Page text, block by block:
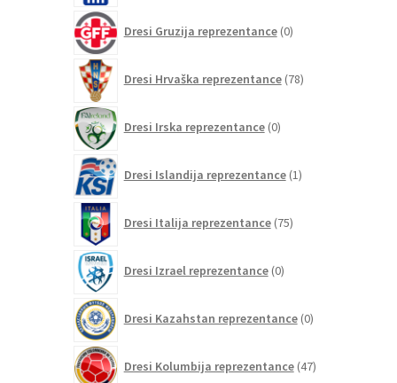
Dresi Gruzija reprezentance 0izdelkov
Dresi Hrvaška reprezentance 78izdelkov
Dresi Irska reprezentance 0izdelkov
Dresi Islandija reprezentance 1izdelek
Dresi Italija reprezentance 75izdelkov
Dresi Izrael reprezentance 0izdelkov
Dresi Kazahstan reprezentance 0izdelkov
Dresi Kolumbija reprezentance 47izdelkov